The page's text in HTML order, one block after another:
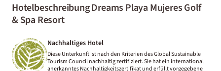
Hotelbeschreibung Dreams Playa Mujeres Golf
& Spa Resort
Nachhaltiges Hotel
Diese Unterkunft ist nach den Kriterien des Global Sustainable
Tourism Council nachhaltig zertifiziert. Sie hat ein international
anerkanntes Nachhaltigkeitszertifikat und erfüllt vorgegebene